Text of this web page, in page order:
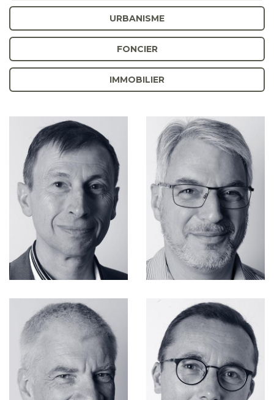
URBANISME
FONCIER
IMMOBILIER
Associés
Associés